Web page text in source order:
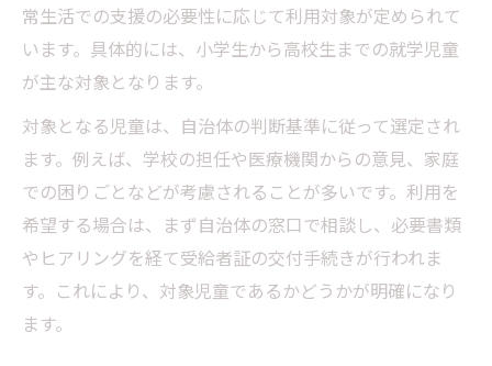
支援内容や希望を申請書類にどう反映する
か
川崎市周辺で受給者証を取得する流れ
放課後等デイサービス受給者証取得の基本
手順
自治体申請から支給決定までの流れを整理
申請窓口や必要書類をまとめてチェック
常生活での支援の必要性に応じて利用対象が定められて
います。具体的には、小学生から高校生までの就学児童
が主な対象となります。
対象となる児童は、自治体の判断基準に従って選定され
ます。例えば、学校の担任や医療機関からの意見、家庭
での困りごとなどが考慮されることが多いです。利用を
希望する場合は、まず自治体の窓口で相談し、必要書類
やヒアリングを経て受給者証の交付手続きが行われま
す。これにより、対象児童であるかどうかが明確になり
ます。